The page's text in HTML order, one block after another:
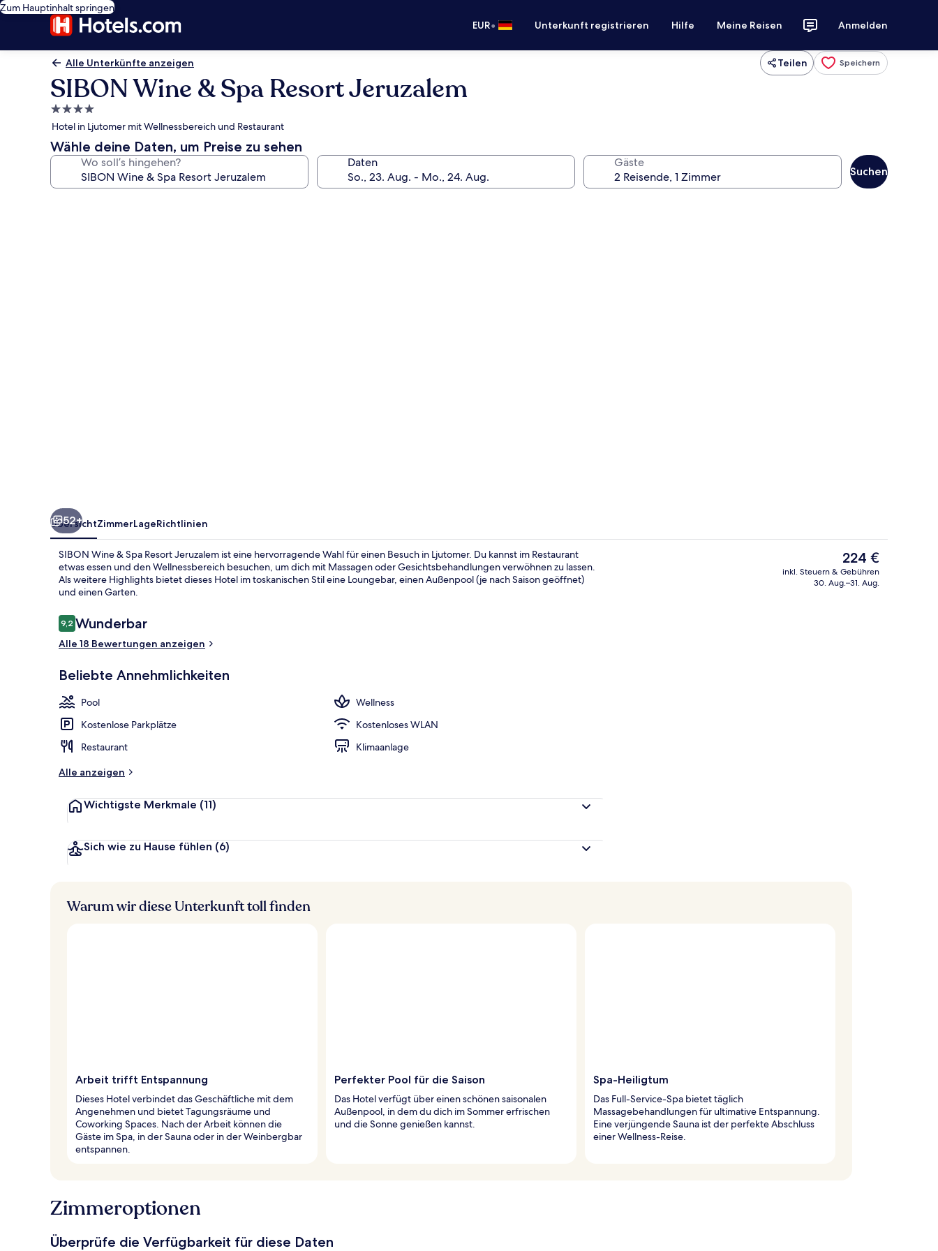
Zum Hauptinhalt springen
EUR• Unterkunft registrieren Hilfe Meine Reisen Anmelden
Alle Unterkünfte anzeigen Teilen Speichern
SIBON Wine & Spa Resort Jeruzalem
4.0-
Sterne-
Unterkunft
Hotel in Ljutomer mit Wellnessbereich und Restaurant
Wähle deine Daten, um Preise zu sehen
Wo soll’s hingehen? Daten Gäste
Suchen
Außenbereich
52+
ÜbersichtZimmerLageRichtlinien
SIBON Wine & Spa Resort Jeruzalem ist eine hervorragende Wahl für einen Besuch in Ljutomer. Du kannst im Restaurant
etwas essen und den Wellnessbereich besuchen, um dich mit Massagen oder Gesichtsbehandlungen verwöhnen zu lassen.
Als weitere Highlights bietet dieses Hotel im toskanischen Stil eine Loungebar, einen Außenpool (je nach Saison geöffnet)
und einen Garten.
Bewertungen
9,29,2 von 10.
Wunderbar
Alle 18 Bewertungen anzeigen
Beliebte Annehmlichkeiten
Pool
Wellness
Kostenlose Parkplätze
Kostenloses WLAN
Restaurant
Klimaanlage
Alle anzeigen
Wichtigste Merkmale (11)
Sich wie zu Hause fühlen (6)
Der
aktuelle
Preis
224 €
inkl. Steuern & Gebühren
30. Aug.–31. Aug.
Warum wir diese Unterkunft toll finden
Arbeit trifft Entspannung
Dieses Hotel verbindet das Geschäftliche mit dem
Angenehmen und bietet Tagungsräume und
Coworking Spaces. Nach der Arbeit können die
Gäste im Spa, in der Sauna oder in der Weinbergbar
entspannen.
Perfekter Pool für die Saison
Das Hotel verfügt über einen schönen saisonalen
Außenpool, in dem du dich im Sommer erfrischen
und die Sonne genießen kannst.
Spa-Heiligtum
Das Full-Service-Spa bietet täglich
Massagebehandlungen für ultimative Entspannung.
Eine verjüngende Sauna ist der perfekte Abschluss
einer Wellness-Reise.
Zimmeroptionen
Überprüfe die Verfügbarkeit für diese Daten